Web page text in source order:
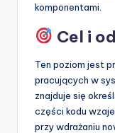
komponentami.
Cel i
Ten poziom jest
pracujących w
znajduje się
części kodu
przy wdrażaniu